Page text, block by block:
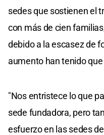
sedes que sostienen el
con más de cien
debido a la escasez de
aumento han tenido
"Nos entristece lo que
sede fundadora, pero
esfuerzo en las sedes